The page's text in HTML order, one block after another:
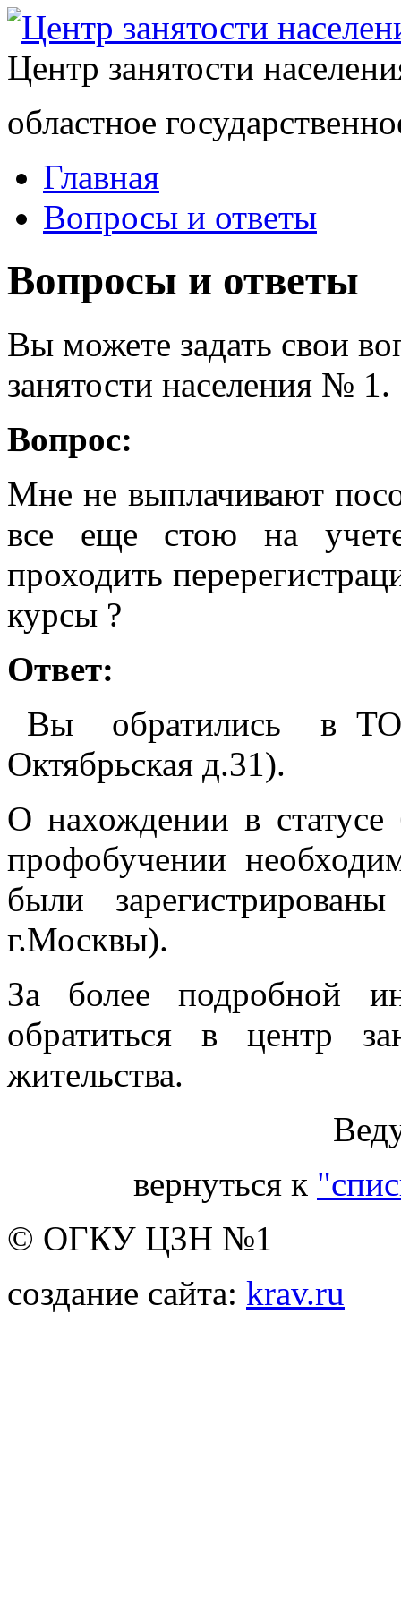
Центр занятости
областное
Главная
Вопросы и ответы
Вопросы и ответы
Вы можете задать свои
занятости населения № 1.
Вопрос:
Мне не выплачивают
все еще стою на
проходить
курсы ?
Ответ:
Вы обратились в
Октябрьская д.31).
О нахождении в статусе
профобучении
были
г.Москвы).
За более подробной
обратиться в центр
жительства.
вернуться к
© ОГКУ ЦЗН №1
создание сайта: krav.ru